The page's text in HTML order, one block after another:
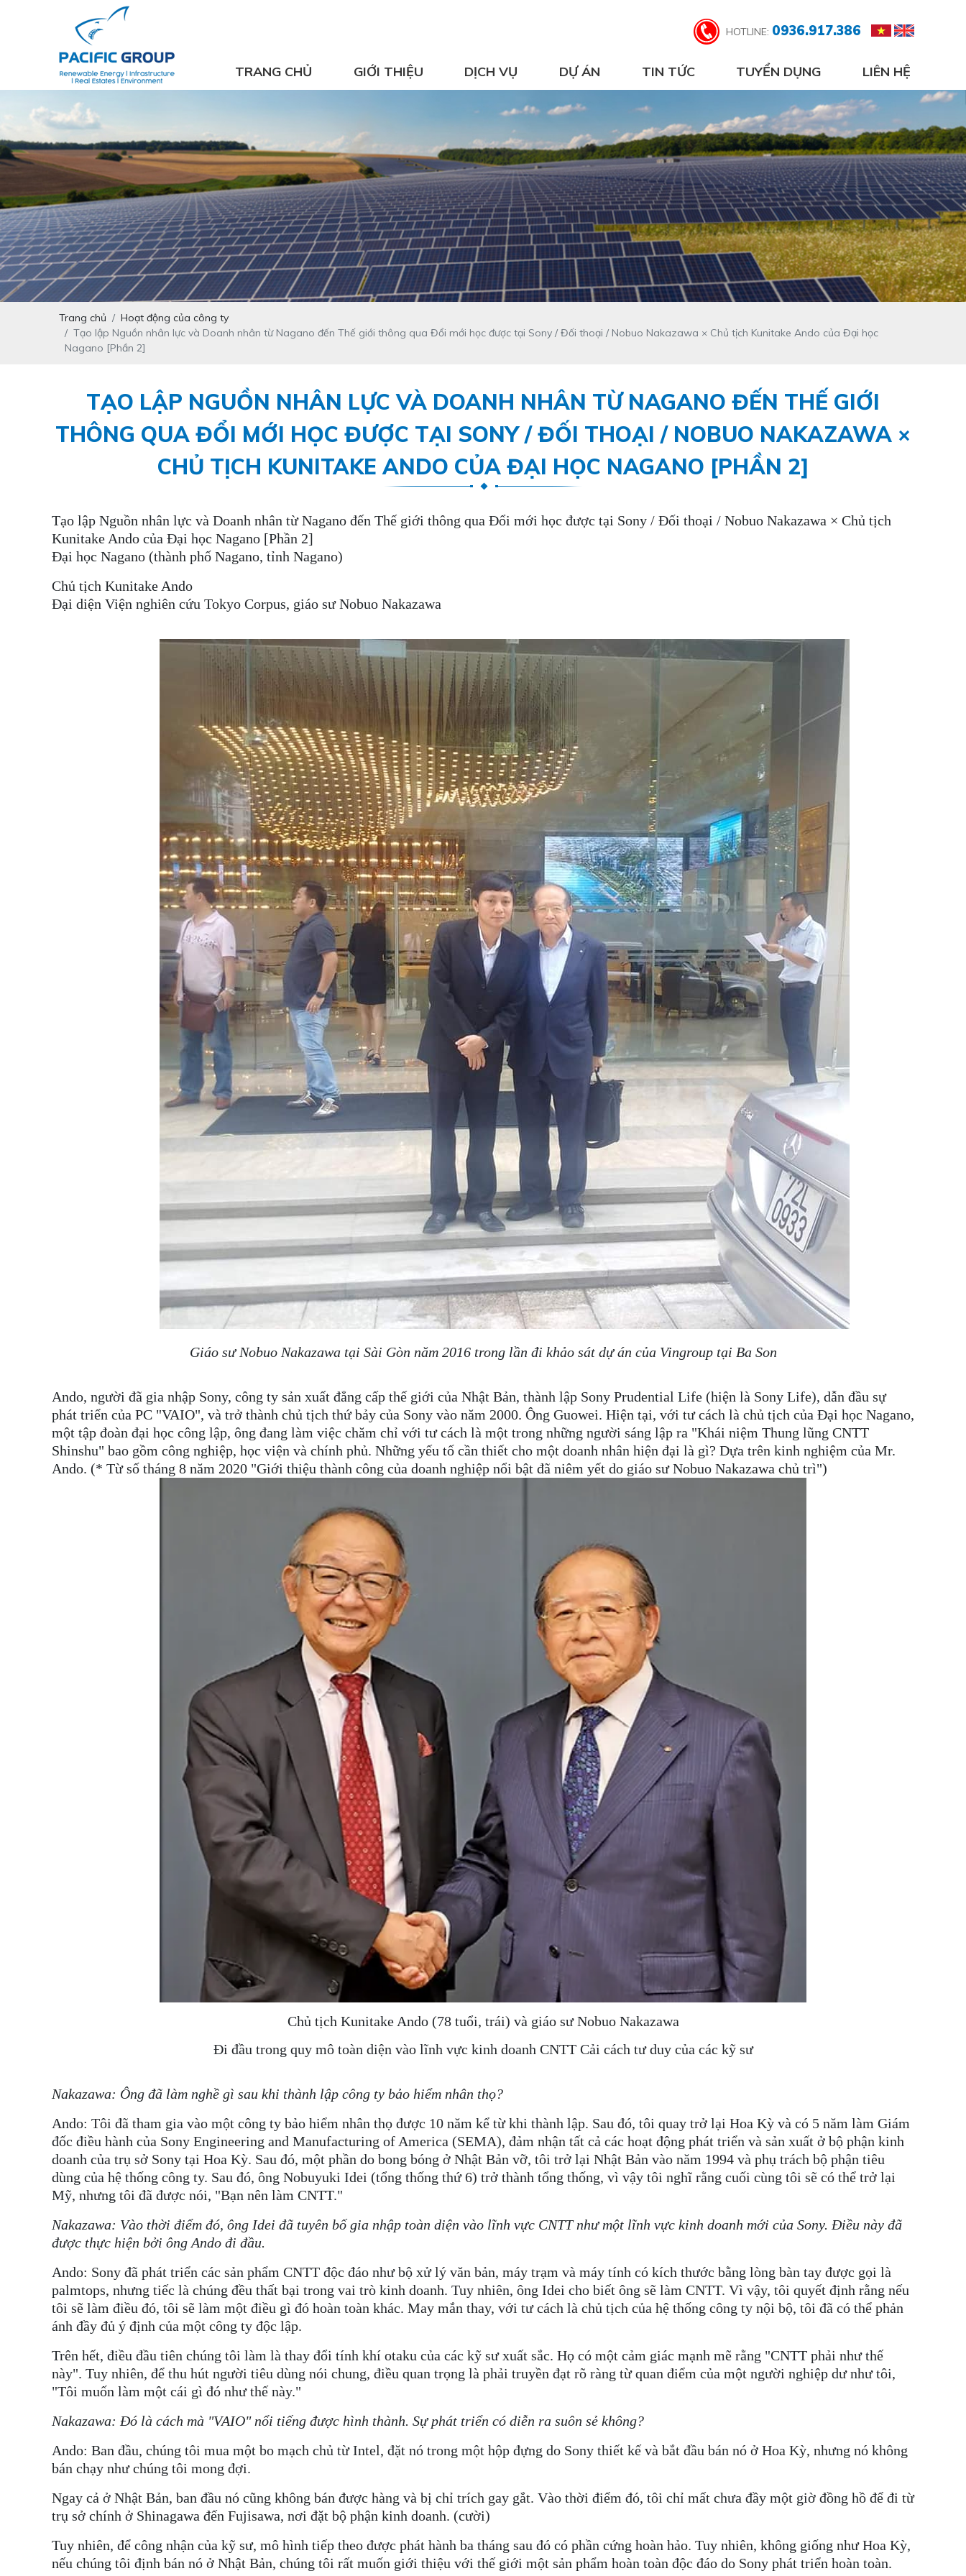
HOTLINE: 0936.917.386
TRANG CHỦ GIỚI THIỆU DỊCH VỤ DỰ ÁN TIN TỨC TUYỂN DỤNG LIÊN HỆ
Trang chủ
Hoạt động của công ty
Tạo lập Nguồn nhân lực và Doanh nhân từ Nagano đến Thế giới thông qua Đổi mới học được tại Sony / Đối thoại / Nobuo Nakazawa × Chủ tịch Kunitake Ando của Đại học
Nagano [Phần 2]
TẠO LẬP NGUỒN NHÂN LỰC VÀ DOANH NHÂN TỪ NAGANO ĐẾN THẾ GIỚI
THÔNG QUA ĐỔI MỚI HỌC ĐƯỢC TẠI SONY / ĐỐI THOẠI / NOBUO NAKAZAWA ×
CHỦ TỊCH KUNITAKE ANDO CỦA ĐẠI HỌC NAGANO [PHẦN 2]
Tạo lập Nguồn nhân lực và Doanh nhân từ Nagano đến Thế giới thông qua Đổi mới học được tại Sony / Đối thoại / Nobuo Nakazawa × Chủ tịch
Kunitake Ando của Đại học Nagano [Phần 2]
Đại học Nagano (thành phố Nagano, tỉnh Nagano)
Chủ tịch Kunitake Ando
Đại diện Viện nghiên cứu Tokyo Corpus, giáo sư Nobuo Nakazawa
Giáo sư Nobuo Nakazawa tại Sài Gòn năm 2016 trong lần đi khảo sát dự án của Vingroup tại Ba Son
Ando, ​​người đã gia nhập Sony, công ty sản xuất đẳng cấp thế giới của Nhật Bản, thành lập Sony Prudential Life (hiện là Sony Life), dẫn đầu sự
phát triển của PC "VAIO", và trở thành chủ tịch thứ bảy của Sony vào năm 2000. Ông Guowei. Hiện tại, với tư cách là chủ tịch của Đại học Nagano,
một tập đoàn đại học công lập, ông đang làm việc chăm chỉ với tư cách là một trong những người sáng lập ra "Khái niệm Thung lũng CNTT
Shinshu" bao gồm công nghiệp, học viện và chính phủ. Những yếu tố cần thiết cho một doanh nhân hiện đại là gì? Dựa trên kinh nghiệm của Mr.
Ando. (* Từ số tháng 8 năm 2020 "Giới thiệu thành công của doanh nghiệp nổi bật đã niêm yết do giáo sư Nobuo Nakazawa chủ trì")
Chủ tịch Kunitake Ando (78 tuổi, trái) và giáo sư Nobuo Nakazawa
Đi đầu trong quy mô toàn diện vào lĩnh vực kinh doanh CNTT Cải cách tư duy của các kỹ sư
Nakazawa: Ông đã làm nghề gì sau khi thành lập công ty bảo hiểm nhân thọ?
Ando: Tôi đã tham gia vào một công ty bảo hiểm nhân thọ được 10 năm kể từ khi thành lập. Sau đó, tôi quay trở lại Hoa Kỳ và có 5 năm làm Giám
đốc điều hành của Sony Engineering and Manufacturing of America (SEMA), đảm nhận tất cả các hoạt động phát triển và sản xuất ở bộ phận kinh
doanh của trụ sở Sony tại Hoa Kỳ. Sau đó, một phần do bong bóng ở Nhật Bản vỡ, tôi trở lại Nhật Bản vào năm 1994 và phụ trách bộ phận tiêu
dùng của hệ thống công ty. Sau đó, ông Nobuyuki Idei (tổng thống thứ 6) trở thành tổng thống, vì vậy tôi nghĩ rằng cuối cùng tôi sẽ có thể trở lại
Mỹ, nhưng tôi đã được nói, "Bạn nên làm CNTT."
Nakazawa: Vào thời điểm đó, ông Idei đã tuyên bố gia nhập toàn diện vào lĩnh vực CNTT như một lĩnh vực kinh doanh mới của Sony. Điều này đã
được thực hiện bởi ông Ando đi đầu.
Ando: Sony đã phát triển các sản phẩm CNTT độc đáo như bộ xử lý văn bản, máy trạm và máy tính có kích thước bằng lòng bàn tay được gọi là
palmtops, nhưng tiếc là chúng đều thất bại trong vai trò kinh doanh. Tuy nhiên, ông Idei cho biết ông sẽ làm CNTT. Vì vậy, tôi quyết định rằng nếu
tôi sẽ làm điều đó, tôi sẽ làm một điều gì đó hoàn toàn khác. May mắn thay, với tư cách là chủ tịch của hệ thống công ty nội bộ, tôi đã có thể phản
ánh đầy đủ ý định của một công ty độc lập.
Trên hết, điều đầu tiên chúng tôi làm là thay đổi tính khí otaku của các kỹ sư xuất sắc. Họ có một cảm giác mạnh mẽ rằng "CNTT phải như thế
này". Tuy nhiên, để thu hút người tiêu dùng nói chung, điều quan trọng là phải truyền đạt rõ ràng từ quan điểm của một người nghiệp dư như tôi,
"Tôi muốn làm một cái gì đó như thế này."
Nakazawa: Đó là cách mà "VAIO" nổi tiếng được hình thành. Sự phát triển có diễn ra suôn sẻ không?
Ando: Ban đầu, chúng tôi mua một bo mạch chủ từ Intel, đặt nó trong một hộp đựng do Sony thiết kế và bắt đầu bán nó ở Hoa Kỳ, nhưng nó không
bán chạy như chúng tôi mong đợi.
Ngay cả ở Nhật Bản, ban đầu nó cũng không bán được hàng và bị chỉ trích gay gắt. Vào thời điểm đó, tôi chỉ mất chưa đầy một giờ đồng hồ để đi từ
trụ sở chính ở Shinagawa đến Fujisawa, nơi đặt bộ phận kinh doanh. (cười)
Tuy nhiên, để công nhận của kỹ sư, mô hình tiếp theo được phát hành ba tháng sau đó có phần cứng hoàn hảo. Tuy nhiên, không giống như Hoa Kỳ,
nếu chúng tôi định bán nó ở Nhật Bản, chúng tôi rất muốn giới thiệu với thế giới một sản phẩm hoàn toàn độc đáo do Sony phát triển hoàn toàn.